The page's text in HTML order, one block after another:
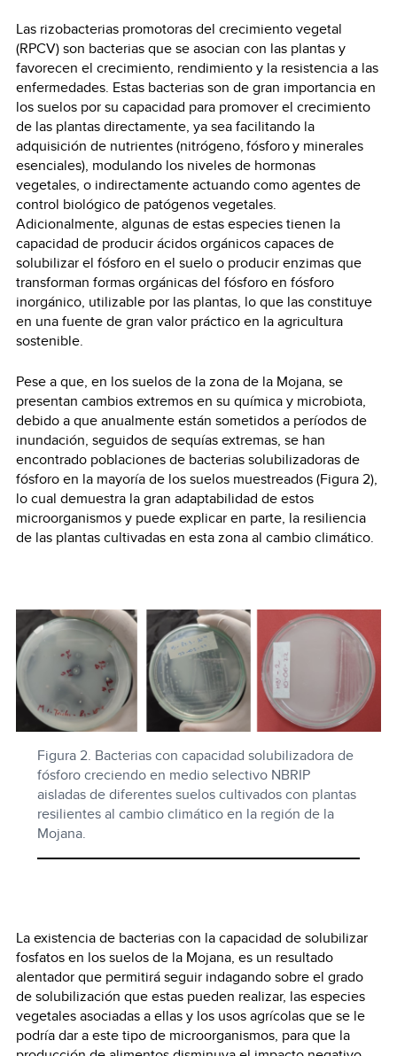
Las rizobacterias promotoras del crecimiento vegetal
(RPCV) son bacterias que se asocian con las plantas y
favorecen el crecimiento, rendimiento y la resistencia a las
enfermedades. Estas bacterias son de gran importancia en
los suelos por su capacidad para promover el crecimiento
de las plantas directamente, ya sea facilitando la
adquisición de nutrientes (nitrógeno, fósforo y minerales
esenciales), modulando los niveles de hormonas
vegetales, o indirectamente actuando como agentes de
control biológico de patógenos vegetales.
Adicionalmente, algunas de estas especies tienen la
capacidad de producir ácidos orgánicos capaces de
solubilizar el fósforo en el suelo o producir enzimas que
transforman formas orgánicas del fósforo en fósforo
inorgánico, utilizable por las plantas, lo que las constituye
en una fuente de gran valor práctico en la agricultura
sostenible.
Pese a que, en los suelos de la zona de la Mojana, se
presentan cambios extremos en su química y microbiota,
debido a que anualmente están sometidos a períodos de
inundación, seguidos de sequías extremas, se han
encontrado poblaciones de bacterias solubilizadoras de
fósforo en la mayoría de los suelos muestreados (Figura 2),
lo cual demuestra la gran adaptabilidad de estos
microorganismos y puede explicar en parte, la resiliencia
de las plantas cultivadas en esta zona al cambio climático.
Figura 2. Bacterias con capacidad solubilizadora de
fósforo creciendo en medio selectivo NBRIP
aisladas de diferentes suelos cultivados con plantas
resilientes al cambio climático en la región de la
Mojana.
La existencia de bacterias con la capacidad de solubilizar
fosfatos en los suelos de la Mojana, es un resultado
alentador que permitirá seguir indagando sobre el grado
de solubilización que estas pueden realizar, las especies
vegetales asociadas a ellas y los usos agrícolas que se le
podría dar a este tipo de microorganismos, para que la